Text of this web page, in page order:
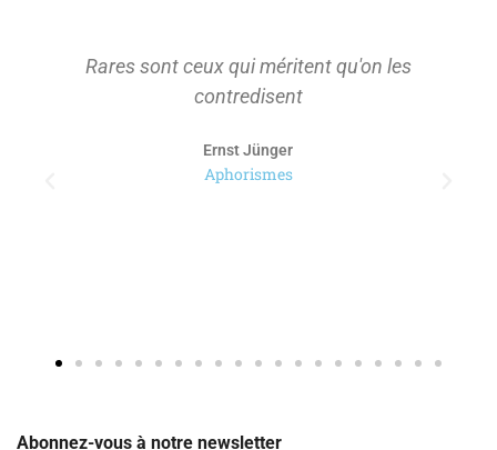
Rares sont ceux qui méritent qu'on les
contredisent
Ernst Jünger
Aphorismes
Abonnez-vous à notre newsletter